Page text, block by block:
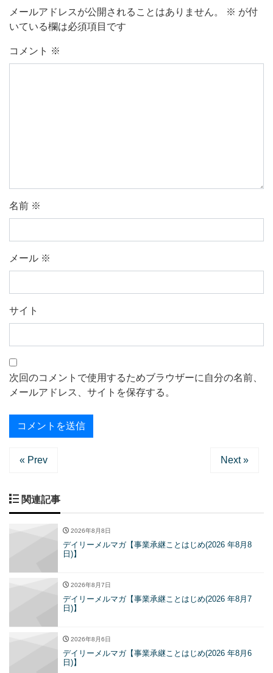
メールアドレスが公開されることはありません。 ※ が付
いている欄は必須項目です
コメント ※
名前 ※
メール ※
サイト
次回のコメントで使用するためブラウザーに自分の名前、
メールアドレス、サイトを保存する。
« Prev Next »
関連記事
2026年8月8日
デイリーメルマガ【事業承継ことはじめ(2026 年8月8
日)】
2026年8月7日
デイリーメルマガ【事業承継ことはじめ(2026 年8月7
日)】
2026年8月6日
デイリーメルマガ【事業承継ことはじめ(2026 年8月6
日)】